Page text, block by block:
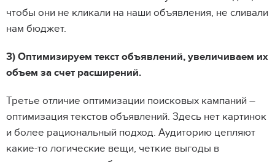
чтобы они не кликали на наши объявления, не сливали
нам бюджет.
3) Оптимизируем текст объявлений, увеличиваем их
объем за счет расширений.
Третье отличие оптимизации поисковых кампаний –
оптимизация текстов объявлений. Здесь нет картинок
и более рациональный подход. Аудиторию цепляют
какие-то логические вещи, четкие выгоды в